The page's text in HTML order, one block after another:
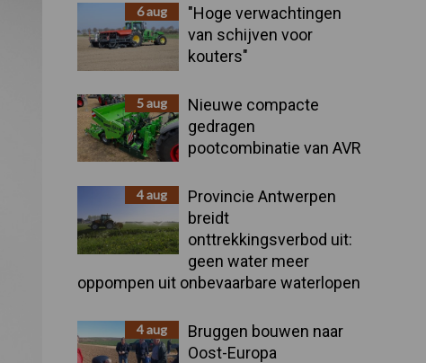
Sidebar6 aug
"Hoge verwachtingen
van schijven voor
kouters"
5 aug
Nieuwe compacte
gedragen
pootcombinatie van AVR
4 aug
Provincie Antwerpen
breidt
onttrekkingsverbod uit:
geen water meer
oppompen uit onbevaarbare waterlopen
4 aug
Bruggen bouwen naar
Oost-Europa